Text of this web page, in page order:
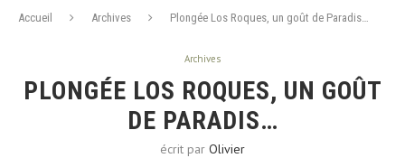
Accueil Archives Plongée Los Roques, un goût de Paradis…
Archives
PLONGÉE LOS ROQUES, UN GOÛT
DE PARADIS…
écrit par Olivier